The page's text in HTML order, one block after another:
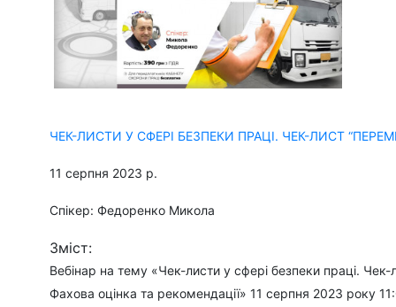
ЧЕК-ЛИСТИ У СФЕРІ БЕЗПЕКИ ПРАЦІ. ЧЕК-ЛИСТ
11 серпня 2023 р.
Спікер: Федоренко Микола
Зміст:
Вебінар на тему «Чек-листи у сфері безпеки праці. Чек-
Фахова оцінка та рекомендації» 11 серпня 2023 року